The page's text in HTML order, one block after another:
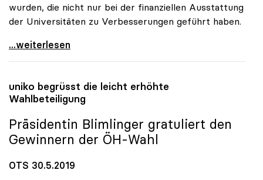
wurden, die nicht nur bei der finanziellen Ausstattung
der Universitäten zu Verbesserungen geführt haben.
uniko bedauert Abgang von Heinz Fassmann
...weiterlesen
uniko begrüsst die leicht erhöhte
Wahlbeteiligung
Präsidentin Blimlinger gratuliert den
Gewinnern der ÖH-Wahl
OTS 30.5.2019